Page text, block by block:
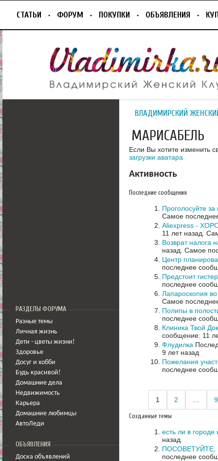
СТАТЬИ ФОРУМ ПОКУПКИ ОБЪЯВЛЕНИЯ
РАЗДЕЛЫ ФОРУМА
Разные темы
Личная жизнь
Дети - цветы жизни!
Здоровье
Досуг и хобби
Будь красивой!
Домашние дела
Недвижимость
Карьера
Домашние любимцы
АвтоЛеди
ОБЪЯВЛЕНИЯ
Доска объявлений
ВЛАДИМИРСКИЙ
МАРИСАБЕЛЬ
Если Вы хотите изменить
загрузки аватара
Активность
Последние сообщения
Проголосуйте
Самое
Aliexpress -
11 лет назад.
Возврат налога
назад. Самое
Центр
последнее
Предстоит
последнее
Лапароскопия
Самое
Полипы в
последнее
Клиника Твой
сообщение: 11
Флудилка
9 лет назад
Пожелания
последнее
1 2 9
Созданные темы
есть ли в
назад.
ПОСОВЕТУЙТЕ,
последнее